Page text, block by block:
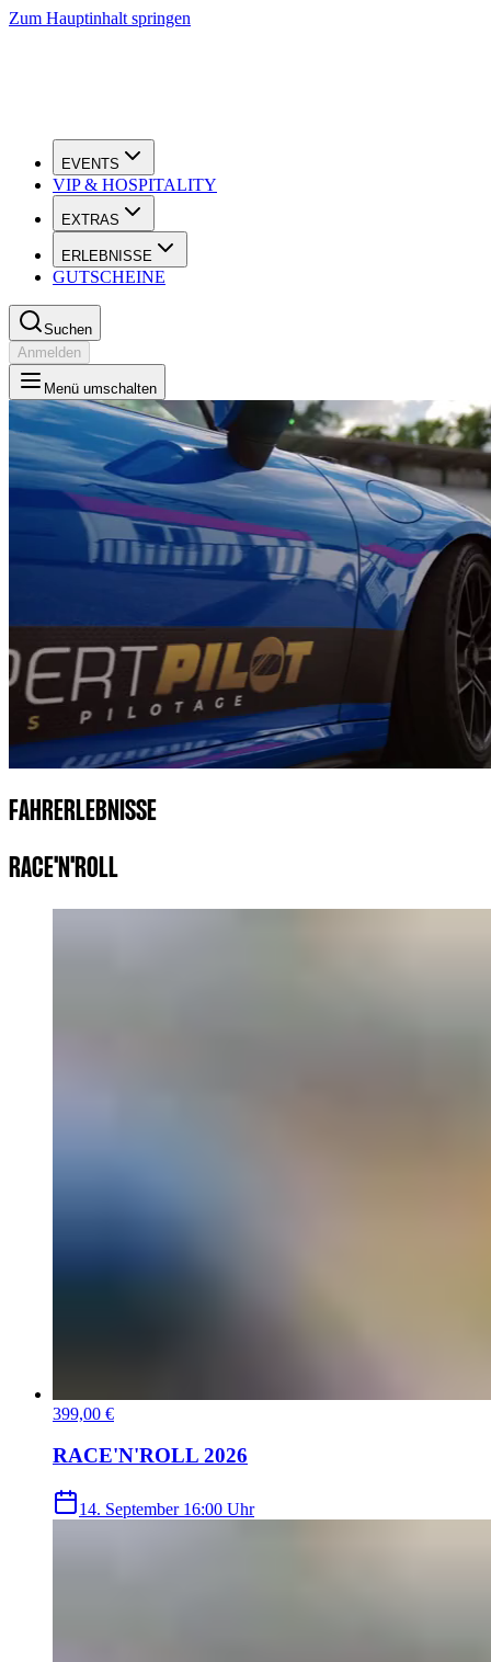
Zum Hauptinhalt springen
EVENTS
VIP & HOSPITALITY
EXTRAS
ERLEBNISSE
GUTSCHEINE
Suchen
Anmelden
Menü umschalten
FAHRERLEBNISSE
RACE'N'ROLL
399,00 €
RACE'N'ROLL 2026
14. September 16:00 Uhr